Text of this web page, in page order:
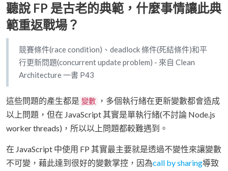
聽說 FP 是古老的典範，什麼事情讓此典
範重返戰場？
競賽條件(race condition)、deadlock 條件(死結條件)和平
行更新問題(concurrent update problem) - 來自 Clean
Architecture 一書 P43
這些問題的產生都是 變數
，多個執行緒在更新變數都會造成
以上問題，但在 JavaScript 其實是單執行緒(不討論 Node.js
worker threads)，所以以上問題都較難遇到。
在 JavaScript 中使用 FP 其實最主要就是透過不變性來讓變數
不可變，藉此達到很好的變數掌控，因為call by sharing導致